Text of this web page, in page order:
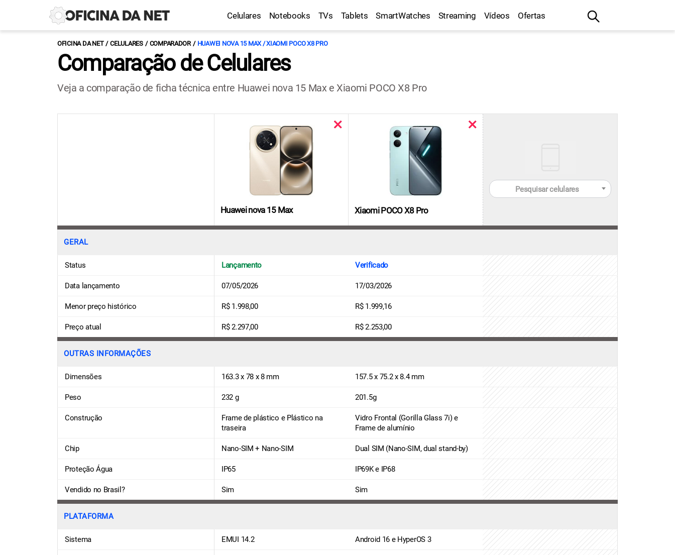
Celulares Notebooks TVs Tablets SmartWatches Streaming Vídeos Ofertas
OFICINA DA NET CELULARES COMPARADOR HUAWEI NOVA 15 MAX / XIAOMI POCO X8 PRO
Comparação de Celulares
Veja a comparação de ficha técnica entre Huawei nova 15 Max e Xiaomi POCO X8 Pro
Huawei nova 15 Max Xiaomi POCO X8 Pro
Pesquisar celulares
GERAL
Status Lançamento Verificado
Data lançamento 07/05/2026 17/03/2026
Menor preço histórico R$ 1.998,00 R$ 1.999,16
Preço atual R$ 2.297,00 R$ 2.253,00
OUTRAS INFORMAÇÕES
Dimensões 163.3 x 78 x 8 mm 157.5 x 75.2 x 8.4 mm
Peso 232 g 201.5g
Construção
Frame de plástico e Plástico na
traseira
Vidro Frontal (Gorilla Glass 7i) e
Frame de alumínio
Chip Nano-SIM + Nano-SIM Dual SIM (Nano-SIM, dual stand-by)
Proteção Água IP65 IP69K e IP68
Vendido no Brasil? Sim Sim
PLATAFORMA
Sistema EMUI 14.2 Android 16 e HyperOS 3